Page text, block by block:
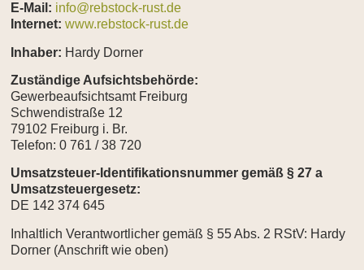
E-Mail: info@rebstock-rust.de
Internet: www.rebstock-rust.de
Inhaber: Hardy Dorner
Zuständige Aufsichtsbehörde:
Gewerbeaufsichtsamt Freiburg
Schwendistraße 12
79102 Freiburg i. Br.
Telefon: 0 761 / 38 720
Umsatzsteuer-Identifikationsnummer gemäß § 27 a
Umsatzsteuergesetz:
DE 142 374 645
Inhaltlich Verantwortlicher gemäß § 55 Abs. 2 RStV: Hardy
Dorner (Anschrift wie oben)